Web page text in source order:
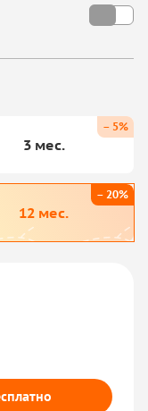
– 5%
3 мес.
– 20%
12 мес.